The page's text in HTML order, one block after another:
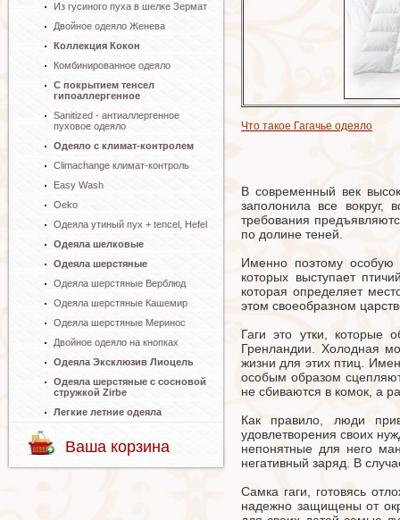
Из гусиного пуха в шелке Зермат
Двойное одеяло Женева
Коллекция Кокон
Комбинированное одеяло
С покрытием тенсел
гипоаллергенное
Sanitized - антиаллергенное
пуховое одеяло
Одеяло с климат-контролем
Climachange климат-контроль
Easy Wash
Oeko
Одеяла утиный пух + tencel, Hefel
Одеяла шелковые
Одеяла шерстяные
Одеяла шерстяные Верблюд
Одеяла шерстяные Кашемир
Одеяла шерстяные Меринос
Двойное одеяло на кнопках
Одеяла Эксклюзив Лиоцель
Одеяла шерстяные с сосновой
стружкой Zirbe
Легкие летние одеяла
Ваша корзина
Что такое Гагачье одеяло
В современный век
заполонила все
требования
по долине теней.
Именно поэтому особую
которых выступает
которая определяет
этом своеобразном
Гаги это утки, которые
Гренландии. Холодная
жизни для этих птиц.
особым образом
не сбиваются в комок, а
Как правило, люди
удовлетворения своих
непонятные для него
негативный заряд. В
Самка гаги, готовясь
надежно защищены от